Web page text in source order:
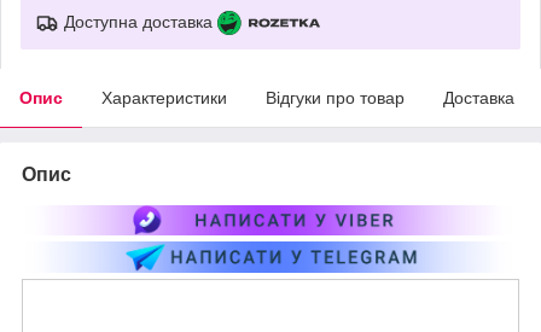
Доступна доставка
Опис Характеристики Відгуки про товар Доставка
Опис